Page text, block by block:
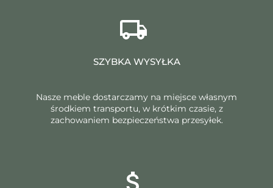
SZYBKA WYSYŁKA
Nasze meble dostarczamy na miejsce własnym
środkiem transportu, w krótkim czasie, z
zachowaniem bezpieczeństwa przesyłek.